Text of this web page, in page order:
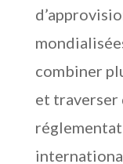
combiner
et